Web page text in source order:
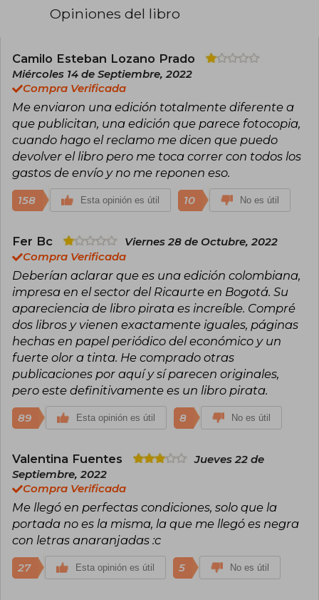
Ha ganado diversos premios literarios, entre
Award, el Dedalus, Balrog y el Daikon.
Opiniones del libro
Camilo Esteban Lozano Prado
Miércoles 14 de Septiembre, 2022
Compra Verificada
Me enviaron una edición totalmente diferente a
que publicitan, una edición que parece fotocopia,
cuando hago el reclamo me dicen que puedo
devolver el libro pero me toca correr con todos los
gastos de envío y no me reponen eso.
158 Esta opinión es útil 10 No es útil
Fer Bc
Viernes 28 de Octubre, 2022
Compra Verificada
Deberían aclarar que es una edición colombiana,
impresa en el sector del Ricaurte en Bogotá. Su
apareciencia de libro pirata es increíble. Compré
dos libros y vienen exactamente iguales, páginas
hechas en papel periódico del económico y un
fuerte olor a tinta. He comprado otras
publicaciones por aquí y sí parecen originales,
pero este definitivamente es un libro pirata.
89 Esta opinión es útil 8 No es útil
Valentina Fuentes
Jueves 22 de
Septiembre, 2022
Compra Verificada
Me llegó en perfectas condiciones, solo que la
portada no es la misma, la que me llegó es negra
con letras anaranjadas :c
27 Esta opinión es útil 5 No es útil